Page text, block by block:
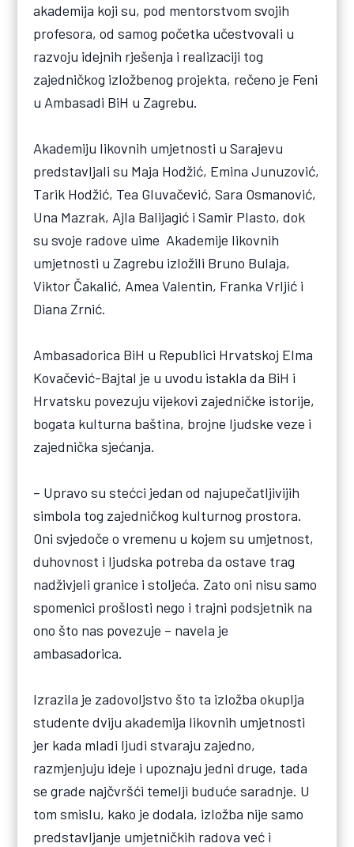
akademija koji su, pod mentorstvom svojih
profesora, od samog početka učestvovali u
razvoju idejnih rješenja i realizaciji tog
zajedničkog izložbenog projekta, rečeno je Feni
u Ambasadi BiH u Zagrebu.
Akademiju likovnih umjetnosti u Sarajevu
predstavljali su Maja Hodžić, Emina Junuzović,
Tarik Hodžić, Tea Gluvačević, Sara Osmanović,
Una Mazrak, Ajla Balijagić i Samir Plasto, dok
su svoje radove uime Akademije likovnih
umjetnosti u Zagrebu izložili Bruno Bulaja,
Viktor Čakalić, Amea Valentin, Franka Vrljić i
Diana Zrnić.
Ambasadorica BiH u Republici Hrvatskoj Elma
Kovačević-Bajtal je u uvodu istakla da BiH i
Hrvatsku povezuju vijekovi zajedničke istorije,
bogata kulturna baština, brojne ljudske veze i
zajednička sjećanja.
– Upravo su stećci jedan od najupečatljivijih
simbola tog zajedničkog kulturnog prostora.
Oni svjedoče o vremenu u kojem su umjetnost,
duhovnost i ljudska potreba da ostave trag
nadživjeli granice i stoljeća. Zato oni nisu samo
spomenici prošlosti nego i trajni podsjetnik na
ono što nas povezuje – navela je
ambasadorica.
Izrazila je zadovoljstvo što ta izložba okuplja
studente dviju akademija likovnih umjetnosti
jer kada mladi ljudi stvaraju zajedno,
razmjenjuju ideje i upoznaju jedni druge, tada
se grade najčvršći temelji buduće saradnje. U
tom smislu, kako je dodala, izložba nije samo
predstavljanje umjetničkih radova već i